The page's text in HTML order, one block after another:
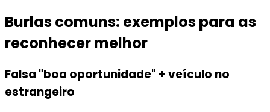
Burlas comuns: exemplos para as
reconhecer melhor
Falsa "boa oportunidade" + veículo no
estrangeiro